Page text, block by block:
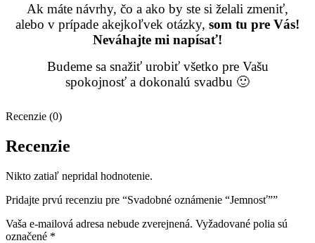
Ak máte návrhy, čo a ako by ste si želali zmeniť,
alebo v prípade akejkoľvek otázky, som tu pre Vás!
Neváhajte mi napísať!
Budeme sa snažiť urobiť všetko pre Vašu
spokojnosť a dokonalú svadbu 🙂
Recenzie (0)
Recenzie
Nikto zatiaľ nepridal hodnotenie.
Pridajte prvú recenziu pre “Svadobné oznámenie “Jemnosť””
Vaša e-mailová adresa nebude zverejnená. Vyžadované polia sú
označené *